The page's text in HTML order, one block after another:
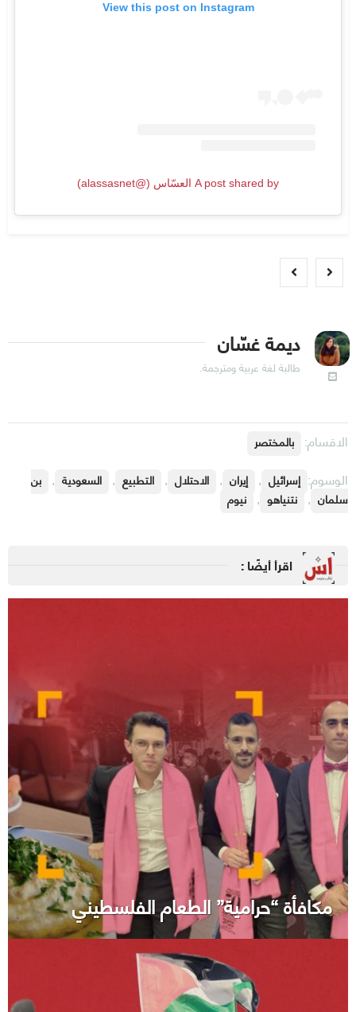
View this post on Instagram
A post shared by العسّاس (@alassasnet)
ديمة غسّان
طالبة لغة عربية ومترجمة.
الاقسام: بالمختصر
الوسوم: إسرائيل , إيران , الاحتلال , التطبيع , السعودية , بن
سلمان , نتنياهو , نيوم
اقرأ أيضًا :
مكافأة “حرامية” الطعام الفلسطيني